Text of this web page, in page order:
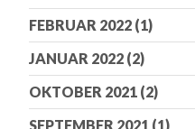
FEBRUAR 2022 (1)
JANUAR 2022 (2)
OKTOBER 2021 (2)
SEPTEMBER 2021 (1)